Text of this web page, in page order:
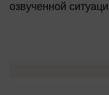
озвученной